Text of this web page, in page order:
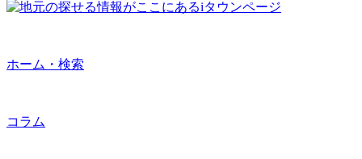
ホーム・検索
コラム